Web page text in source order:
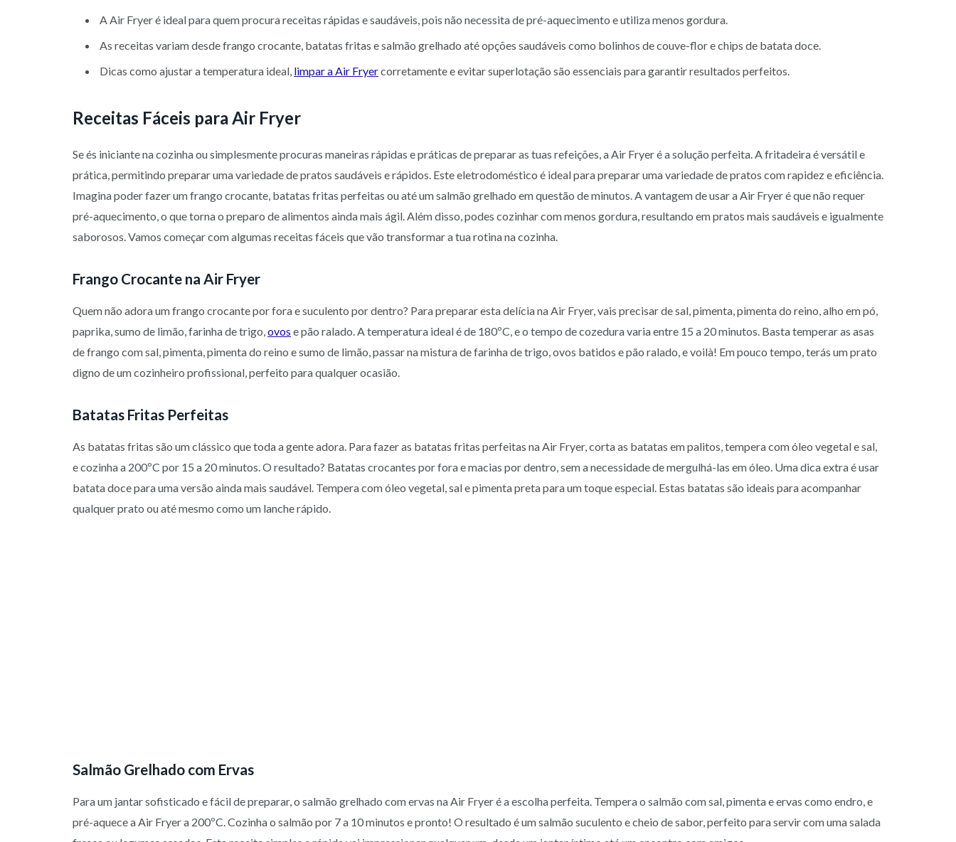
A Air Fryer é ideal para quem procura receitas rápidas e saudáveis, pois não necessita de pré-aquecimento e utiliza menos gordura.
As receitas variam desde frango crocante, batatas fritas e salmão grelhado até opções saudáveis como bolinhos de couve-flor e chips de batata doce.
Dicas como ajustar a temperatura ideal, limpar a Air Fryercorretamente e evitar superlotação são essenciais para garantir resultados perfeitos.
Receitas Fáceis para Air Fryer
Se és iniciante na cozinha ou simplesmente procuras maneiras rápidas e práticas de preparar as tuas refeições, a Air Fryer é a solução perfeita. A fritadeira é versátil e
prática, permitindo preparar uma variedade de pratos saudáveis e rápidos. Este eletrodoméstico é ideal para preparar uma variedade de pratos com rapidez e eficiência.
Imagina poder fazer um frango crocante, batatas fritas perfeitas ou até um salmão grelhado em questão de minutos. A vantagem de usar a Air Fryer é que não requer
pré-aquecimento, o que torna o preparo de alimentos ainda mais ágil. Além disso, podes cozinhar com menos gordura, resultando em pratos mais saudáveis e igualmente
saborosos. Vamos começar com algumas receitas fáceis que vão transformar a tua rotina na cozinha.
Frango Crocante na Air Fryer
Quem não adora um frango crocante por fora e suculento por dentro? Para preparar esta delícia na Air Fryer, vais precisar de sal, pimenta, pimenta do reino, alho em pó,
paprika, sumo de limão, farinha de trigo,ovos e pão ralado. A temperatura ideal é de 180ºC, e o tempo de cozedura varia entre 15 a 20 minutos. Basta temperar as asas
de frango com sal, pimenta, pimenta do reino e sumo de limão, passar na mistura de farinha de trigo, ovos batidos e pão ralado, e voilà! Em pouco tempo, terás um prato
digno de um cozinheiro profissional, perfeito para qualquer ocasião.
Batatas Fritas Perfeitas
As batatas fritas são um clássico que toda a gente adora. Para fazer as batatas fritas perfeitas na Air Fryer, corta as batatas em palitos, tempera com óleo vegetal e sal,
e cozinha a 200ºC por 15 a 20 minutos. O resultado? Batatas crocantes por fora e macias por dentro, sem a necessidade de mergulhá-las em óleo. Uma dica extra é usar
batata doce para uma versão ainda mais saudável. Tempera com óleo vegetal, sal e pimenta preta para um toque especial. Estas batatas são ideais para acompanhar
qualquer prato ou até mesmo como um lanche rápido.
Salmão Grelhado com Ervas
Para um jantar sofisticado e fácil de preparar, o salmão grelhado com ervas na Air Fryer é a escolha perfeita. Tempera o salmão com sal, pimenta e ervas como endro, e
pré-aquece a Air Fryer a 200ºC. Cozinha o salmão por 7 a 10 minutos e pronto! O resultado é um salmão suculento e cheio de sabor, perfeito para servir com uma salada